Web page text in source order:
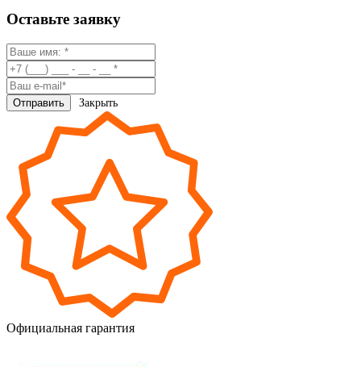
Оставьте заявку
Закрыть
Официальная гарантия